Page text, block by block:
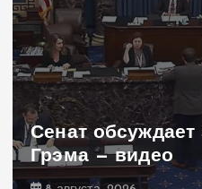
Сенат
Грэма — видео